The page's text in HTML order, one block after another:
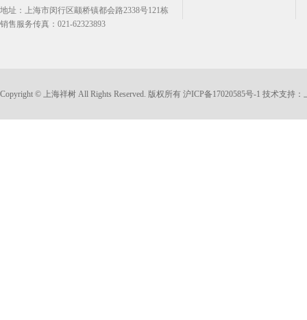
地址：上海市闵行区颛桥镇都会路2338号121栋
销售服务传真：021-62323893
Copyright © 上海祥树 All Rights Reserved. 版权所有 沪ICP备17020585号-1 技术支持：